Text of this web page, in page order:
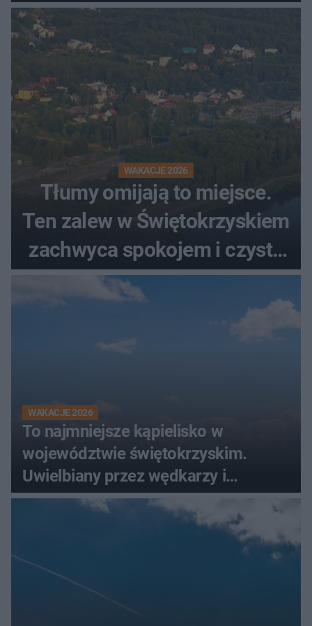
WAKACJE 2026
Tłumy omijają to miejsce.
Ten zalew w Świętokrzyskiem
zachwyca spokojem i czystą
wodą
WAKACJE 2026
To najmniejsze kąpielisko w
województwie świętokrzyskim.
Uwielbiany przez wędkarzy i
turystów